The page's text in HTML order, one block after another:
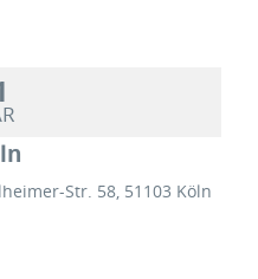
Str. 58, 51103 Köln